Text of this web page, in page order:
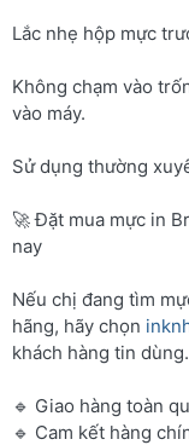
Lắc nhẹ hộp mực
Không chạm vào
vào máy.
Sử dụng thường
🚀 Đặt mua mực in
nay
Nếu chị đang tìm
hãng, hãy chọn
khách hàng tin dùng.
🔹 Giao hàng toàn
🔹 Cam kết hàng